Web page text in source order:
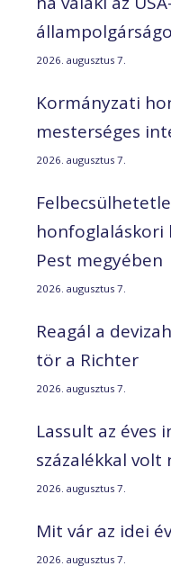
2026. augusztus 7.
Kormányzati
mesterséges
2026. augusztus 7.
Pest megyében
2026. augusztus 7.
Reagál a
tör a Richter
2026. augusztus 7.
Lassult az éves
százalékkal volt
2026. augusztus 7.
Mit vár az idei
2026. augusztus 7.